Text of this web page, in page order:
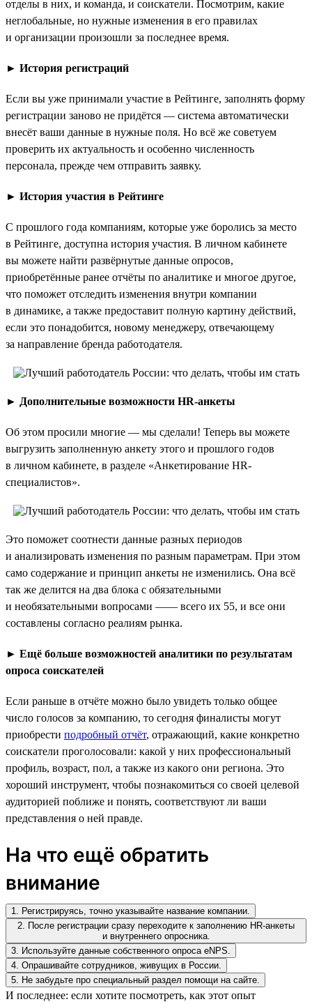
отделы в них, и команда, и соискатели. Посмотрим, какие
неглобальные, но нужные изменения в его правилах
и организации произошли за последнее время.
► История регистраций
Если вы уже принимали участие в Рейтинге, заполнять форму
регистрации заново не придётся — система автоматически
внесёт ваши данные в нужные поля. Но всё же советуем
проверить их актуальность и особенно численность
персонала, прежде чем отправить заявку.
► История участия в Рейтинге
С прошлого года компаниям, которые уже боролись за место
в Рейтинге, доступна история участия. В личном кабинете
вы можете найти развёрнутые данные опросов,
приобретённые ранее отчёты по аналитике и многое другое,
что поможет отследить изменения внутри компании
в динамике, а также предоставит полную картину действий,
если это понадобится, новому менеджеру, отвечающему
за направление бренда работодателя.
► Дополнительные возможности HR-анкеты
Об этом просили многие — мы сделали! Теперь вы можете
выгрузить заполненную анкету этого и прошлого годов
в личном кабинете, в разделе «Анкетирование HR-
специалистов».
Это поможет соотнести данные разных периодов
и анализировать изменения по разным параметрам. При этом
само содержание и принцип анкеты не изменились. Она всё
так же делится на два блока с обязательными
и необязательными вопросами —— всего их 55, и все они
составлены согласно реалиям рынка.
► Ещё больше возможностей аналитики по результатам
опроса соискателей
Если раньше в отчёте можно было увидеть только общее
число голосов за компанию, то сегодня финалисты могут
приобрести подробный отчёт, отражающий, какие конкретно
соискатели проголосовали: какой у них профессиональный
профиль, возраст, пол, а также из какого они региона. Это
хороший инструмент, чтобы познакомиться со своей целевой
аудиторией поближе и понять, соответствуют ли ваши
представления о ней правде.
На что ещё обратить
внимание
1. Регистрируясь, точно указывайте название компании.
2. После регистрации сразу переходите к заполнению HR-анкеты
и внутреннего опросника.
3. Используйте данные собственного опроса eNPS.
4. Опрашивайте сотрудников, живущих в России.
5. Не забудьте про специальный раздел помощи на сайте.
И последнее: если хотите посмотреть, как этот опыт